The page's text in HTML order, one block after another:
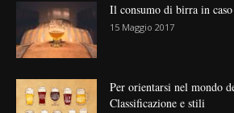
Il consumo di birra in
15 Maggio 2017
Per orientarsi nel mondo
Classificazione e stili